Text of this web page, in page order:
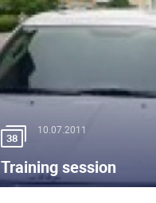
38
10.07.2011
Training session